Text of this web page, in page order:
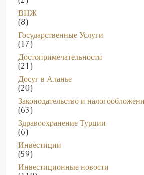
ВНЖ
(8)
Государственные Услуги
(17)
Достопримечательности
(21)
Досуг в Аланье
(20)
Законодательство и налогообложение
(63)
Здравоохранение Турции
(6)
Инвестиции
(59)
Инвестиционные новости
(118)